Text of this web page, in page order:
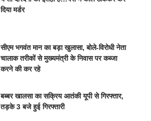
दिया मर्डर
सीएम भगवंत मान का बड़ा खुलासा, बोले-विरोधी नेता
चालाक तरीकों से मुख्यमंत्री के निवास पर कब्जा
करने की कर रहे
बब्बर खालसा का सक्रिय आतंकी यूपी से गिरफ्तार,
तड़के 3 बजे हुई गिरफ्तारी